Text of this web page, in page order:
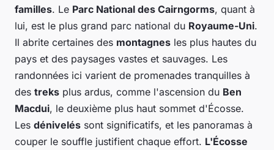
familles. Le Parc National des Cairngorms, quant à
lui, est le plus grand parc national du Royaume-Uni.
Il abrite certaines des montagnes les plus hautes du
pays et des paysages vastes et sauvages. Les
randonnées ici varient de promenades tranquilles à
des treks plus ardus, comme l'ascension du Ben
Macdui, le deuxième plus haut sommet d'Écosse.
Les dénivelés sont significatifs, et les panoramas à
couper le souffle justifient chaque effort. L'Écosse